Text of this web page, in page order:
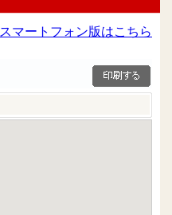
スマートフォン版はこちら